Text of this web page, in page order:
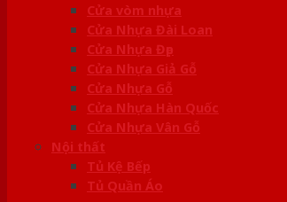
Cửa vòm nhựa
Cửa Nhựa Đài Loan
Cửa Nhựa Đẹp
Cửa Nhựa Giả Gỗ
Cửa Nhựa Gỗ
Cửa Nhựa Hàn Quốc
Cửa Nhựa Vân Gỗ
Nội thất
Tủ Kệ Bếp
Tủ Quần Áo